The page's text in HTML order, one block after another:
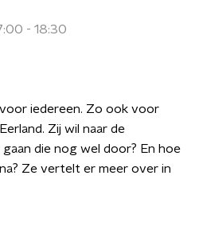
- 18:30
iedereen. Zo ook voor
Zij wil naar de
gaan die nog wel door? En hoe
Ze vertelt er meer over in